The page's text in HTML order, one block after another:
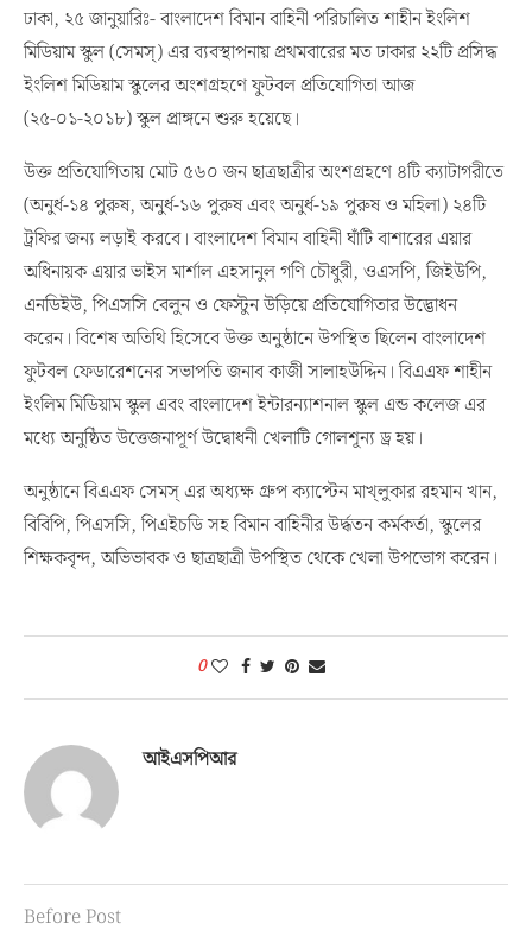
ঢাকা, ২৫ জানুয়ারিঃ- বাংলাদেশ বিমান বাহিনী পরিচালিত শাহীন ইংলিশ
মিডিয়াম স্কুল (সেমস্) এর ব্যবস্থাপনায় প্রথমবারের মত ঢাকার ২২টি প্রসিদ্ধ
ইংলিশ মিডিয়াম স্কুলের অংশগ্রহণে ফুটবল প্রতিযোগিতা আজ
(২৫-০১-২০১৮) স্কুল প্রাঙ্গনে শুরু হয়েছে।
উক্ত প্রতিযোগিতায় মোট ৫৬০ জন ছাত্রছাত্রীর অংশগ্রহণে ৪টি ক্যাটাগরীতে
(অনুর্ধ-১৪ পুরুষ, অনুর্ধ-১৬ পুরুষ এবং অনুর্ধ-১৯ পুরুষ ও মহিলা) ২৪টি
ট্রফির জন্য লড়াই করবে। বাংলাদেশ বিমান বাহিনী ঘাঁটি বাশারের এয়ার
অধিনায়ক এয়ার ভাইস মার্শাল এহসানুল গণি চৌধুরী, ওএসপি, জিইউপি,
এনডিইউ, পিএসসি বেলুন ও ফেস্টুন উড়িয়ে প্রতিযোগিতার উদ্ভোধন
করেন। বিশেষ অতিথি হিসেবে উক্ত অনুষ্ঠানে উপস্থিত ছিলেন বাংলাদেশ
ফুটবল ফেডারেশনের সভাপতি জনাব কাজী সালাহউদ্দিন। বিএএফ শাহীন
ইংলিম মিডিয়াম স্কুল এবং বাংলাদেশ ইন্টারন্যাশনাল স্কুল এন্ড কলেজ এর
মধ্যে অনুষ্ঠিত উত্তেজনাপূর্ণ উদ্বোধনী খেলাটি গোলশূন্য ড্র হয়।
অনুষ্ঠানে বিএএফ সেমস্ এর অধ্যক্ষ গ্রুপ ক্যাপ্টেন মাখ্লুকার রহমান খান,
বিবিপি, পিএসসি, পিএইচডি সহ বিমান বাহিনীর উর্দ্ধতন কর্মকর্তা, স্কুলের
শিক্ষকবৃন্দ, অভিভাবক ও ছাত্রছাত্রী উপস্থিত থেকে খেলা উপভোগ করেন।
0
আইএসপিআর
Before Post